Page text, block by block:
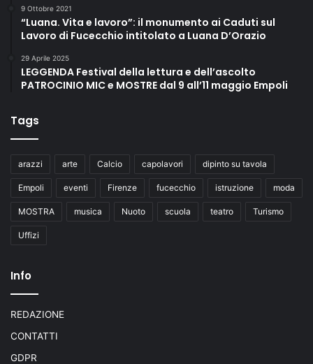
9 Ottobre 2021
“Luana. Vita e lavoro”: il monumento ai Caduti sul
Lavoro di Fucecchio intitolato a Luana D’Orazio
29 Aprile 2025
LEGGENDA Festival della lettura e dell’ascolto
PATROCINIO MIC e MOSTRE dal 9 all’11 maggio Empoli
Tags
arazzi arte Calcio capolavori dipinto su tavola
Empoli eventi Firenze fucecchio istruzione moda
MOSTRA musica Nuoto scuola teatro Turismo
Uffizi
Info
REDAZIONE
CONTATTI
GDPR